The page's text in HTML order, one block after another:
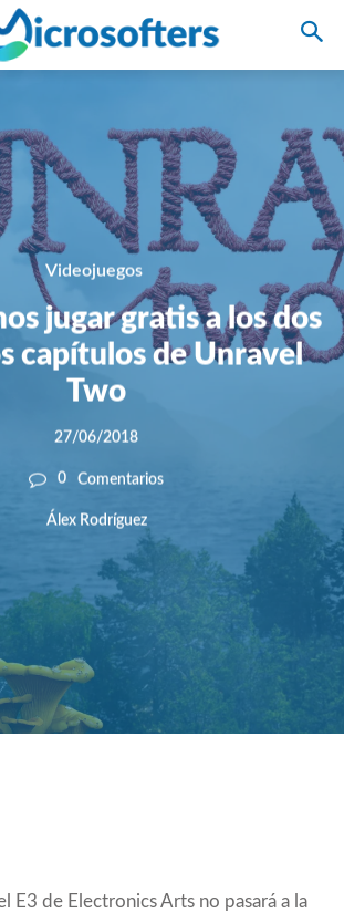
Videojuegos
jugar gratis a los dos
capítulos de Unravel
Two
27/06/2018
0 Comentarios
Álex Rodríguez
E3 de Electronics Arts no pasará a la